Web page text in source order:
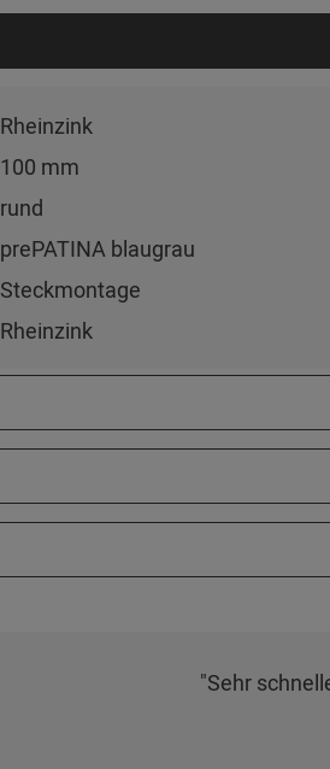
Rheinzink
100 mm
rund
prePATINA blaugrau
Steckmontage
Rheinzink
"Sehr